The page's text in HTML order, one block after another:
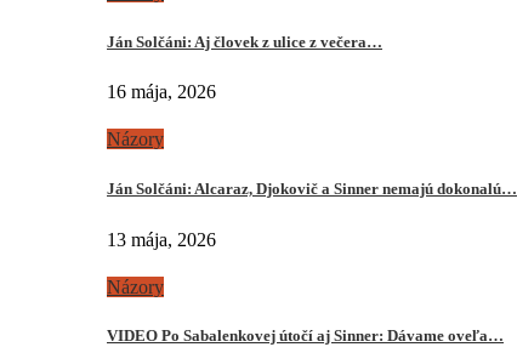
Ján Solčáni: Aj človek z ulice z večera…
16 mája, 2026
Názory
Ján Solčáni: Alcaraz, Djokovič a Sinner nemajú dokonalú…
13 mája, 2026
Názory
VIDEO Po Sabalenkovej útočí aj Sinner: Dávame oveľa…